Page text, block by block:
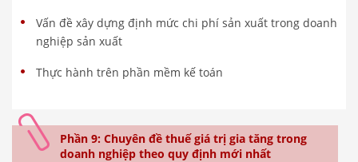
Vấn đề xây dựng định mức chi phí sản xuất trong doanh
nghiệp sản xuất
Thực hành trên phần mềm kế toán
Phần 9: Chuyên đề thuế giá trị gia tăng trong
doanh nghiệp theo quy định mới nhất